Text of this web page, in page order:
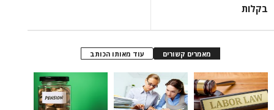
עוד מאותו הכותב